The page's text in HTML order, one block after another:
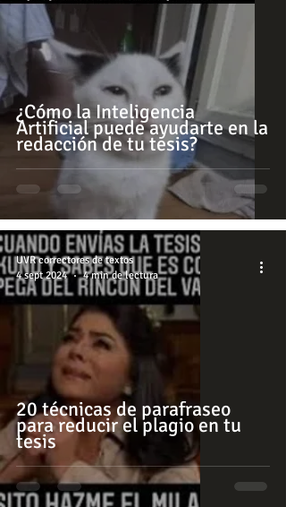
¿Cómo la Inteligencia
Artificial puede ayudarte en la
redacción de tu tesis?
20 técnicas de parafraseo
para reducir el plagio en tu
tesis
UVR correctores de textos
4 sept 2024
4 min de lectura